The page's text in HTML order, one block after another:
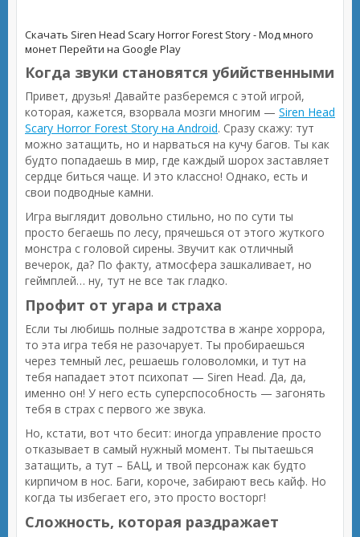
Скачать Siren Head Scary Horror Forest Story - Мод много
монетПерейти на Google Play
Когда звуки становятся убийственными
Привет, друзья! Давайте разберемся с этой игрой,
которая, кажется, взорвала мозги многим — Siren Head
Scary Horror Forest Story на Android. Сразу скажу: тут
можно затащить, но и нарваться на кучу багов. Ты как
будто попадаешь в мир, где каждый шорох заставляет
сердце биться чаще. И это классно! Однако, есть и
свои подводные камни.
Игра выглядит довольно стильно, но по сути ты
просто бегаешь по лесу, прячешься от этого жуткого
монстра с головой сирены. Звучит как отличный
вечерок, да? По факту, атмосфера зашкаливает, но
геймплей… ну, тут не все так гладко.
Профит от угара и страха
Если ты любишь полные задротства в жанре хоррора,
то эта игра тебя не разочарует. Ты пробираешься
через темный лес, решаешь головоломки, и тут на
тебя нападает этот психопат — Siren Head. Да, да,
именно он! У него есть суперспособность — загонять
тебя в страх с первого же звука.
Но, кстати, вот что бесит: иногда управление просто
отказывает в самый нужный момент. Ты пытаешься
затащить, а тут – БАЦ, и твой персонаж как будто
кирпичом в нос. Баги, короче, забирают весь кайф. Но
когда ты избегает его, это просто восторг!
Сложность, которая раздражает